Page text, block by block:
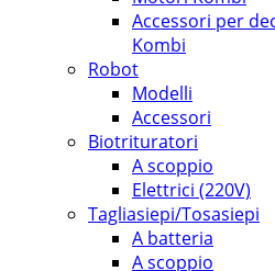
Accessori per
Kombi
Robot
Modelli
Accessori
Biotrituratori
A scoppio
Elettrici (220V)
Tagliasiepi/Tosasiepi
A batteria
A scoppio